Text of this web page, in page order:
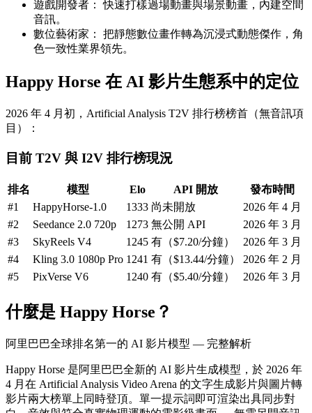
遊戲開發者：
快速打樣過場動畫與場景動畫，內建空間
音訊。
數位藝術家：
把靜態數位畫作轉為沉浸式動態傑作，角
色一致性業界領先。
Happy Horse 在 AI 影片生態系中的定位
2026 年 4 月初，Artificial Analysis T2V 排行榜榜首（無音訊項
目）：
目前 T2V 與 I2V 排行榜現況
排名 模型 Elo API 開放
發布時間
#1
HappyHorse-1.0 1333 尚未開放
2026 年 4 月
#2
Seedance 2.0 720p 1273 無公開 API
2026 年 3 月
#3
SkyReels V4 1245 有（$7.20/分鐘）
2026 年 3 月
#4
Kling 3.0 1080p Pro 1241 有（$13.44/分鐘）
2026 年 2 月
#5
PixVerse V6 1240 有（$5.40/分鐘） 2026 年 3 月
什麼是 Happy Horse？
阿里巴巴全球排名第一的 AI 影片模型 — 完整解析
Happy Horse 是阿里巴巴全新的 AI 影片生成模型，於 2026 年
4 月在 Artificial Analysis Video Arena 的文字生成影片與圖片轉
影片兩大榜單上同時登頂。單一提示詞即可渲染出具同步對